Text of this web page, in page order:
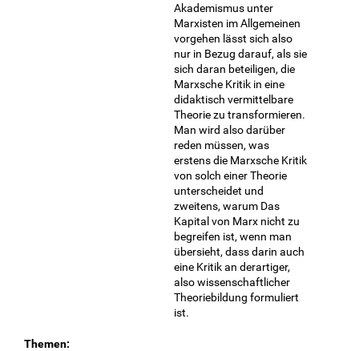
Akademismus unter
Marxisten im Allgemeinen
vorgehen lässt sich also
nur in Bezug darauf, als sie
sich daran beteiligen, die
Marxsche Kritik in eine
didaktisch vermittelbare
Theorie zu transformieren.
Man wird also darüber
reden müssen, was
erstens die Marxsche Kritik
von solch einer Theorie
unterscheidet und
zweitens, warum Das
Kapital von Marx nicht zu
begreifen ist, wenn man
übersieht, dass darin auch
eine Kritik an derartiger,
also wissenschaftlicher
Theoriebildung formuliert
ist.
Themen: